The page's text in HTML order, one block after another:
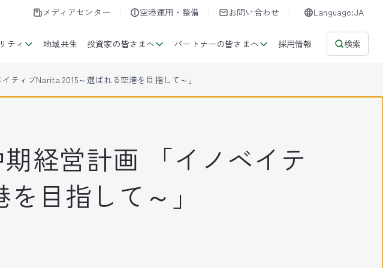
メディアセンター 空港運用・整備 お問い合わせ Language:JA
ティ 地域共生 投資家の皆さまへ パートナーの皆さまへ 採用情報 検索
ティブNarita 2015～選ばれる空港を目指して～」
経営計画 「イノベイテ
目指して～」